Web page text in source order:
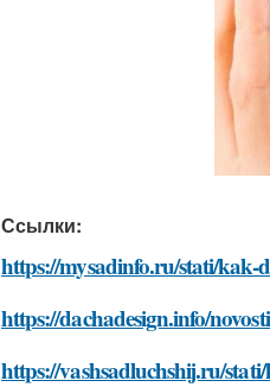
Ссылки:
https://mysadinfo.ru/stati/
https://dachadesign.info/
https://vashsadluchshij.ru/